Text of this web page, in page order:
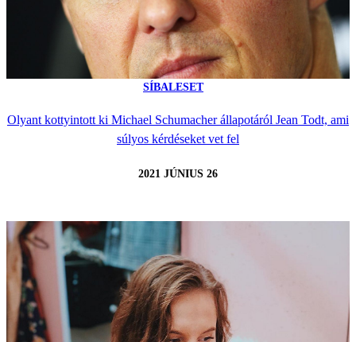
SÍBALESET
Olyant kottyintott ki Michael Schumacher állapotáról Jean Todt, ami
súlyos kérdéseket vet fel
2021 JÚNIUS 26